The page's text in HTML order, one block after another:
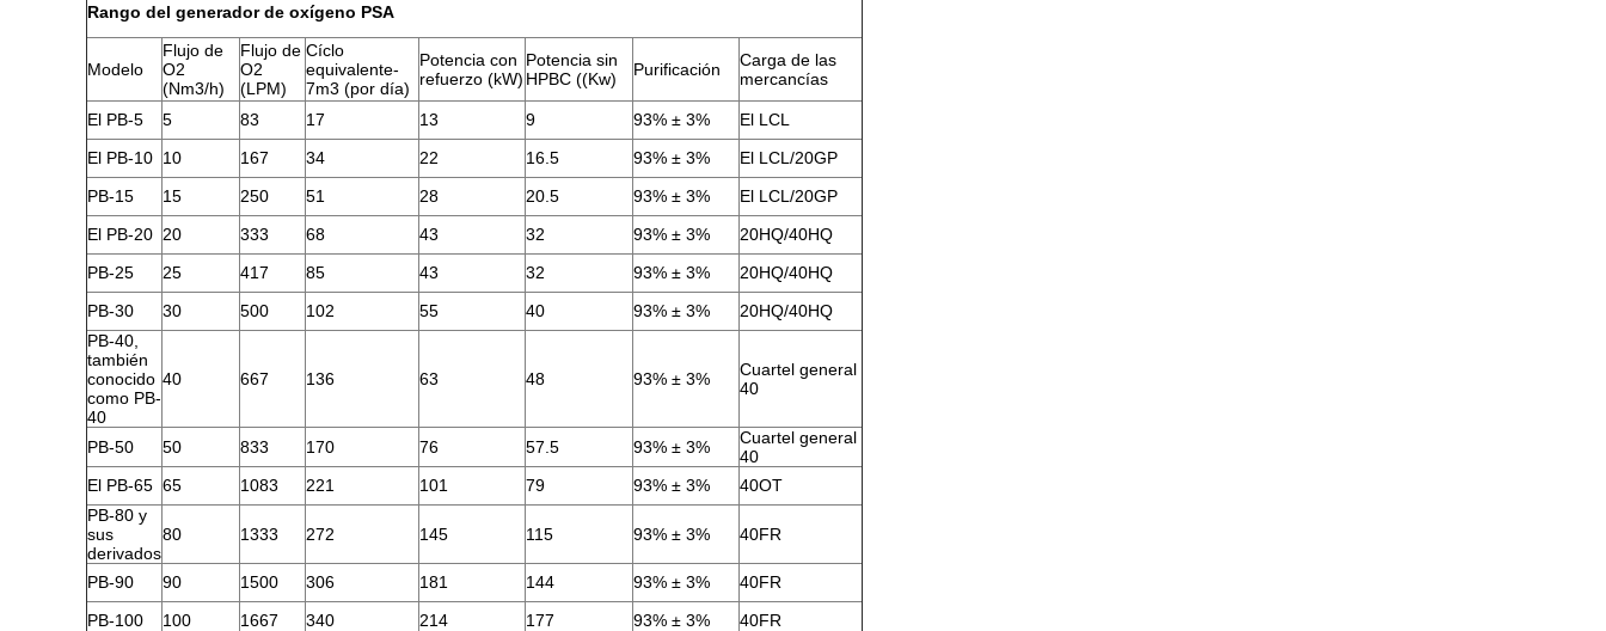
Rango del generador de oxígeno PSA
Modelo
Flujo de
O2
(Nm3/h)
Flujo de
O2
(LPM)
Cíclo
equivalente-
7m3 (por día)
Potencia con
refuerzo (kW)
Potencia sin
HPBC ((Kw)
Purificación
Carga de las
mercancías
El PB-5 5 83 17 13 9 93% ± 3%
El LCL
El PB-10 10 167 34 22 16.5 93% ± 3%
El LCL/20GP
PB-15
15 250 51 28 20.5 93% ± 3%
El LCL/20GP
El PB-20 20 333 68 43 32 93% ± 3%
20HQ/40HQ
PB-25
25 417 85 43 32 93% ± 3%
20HQ/40HQ
PB-30
30 500 102 55 40 93% ± 3%
20HQ/40HQ
PB-40,
también
conocido
como PB-
40
40 667 136 63 48 93% ± 3%
Cuartel general
40
PB-50 50 833 170 76 57.5 93% ± 3%
Cuartel general
40
El PB-65 65 1083 221 101 79 93% ± 3%
40OT
PB-80 y
sus
derivados
80 1333 272 145 115 93% ± 3% 40FR
PB-90 90 1500 306 181 144 93% ± 3%
40FR
PB-100
100 1667 340 214 177 93% ± 3%
40FR